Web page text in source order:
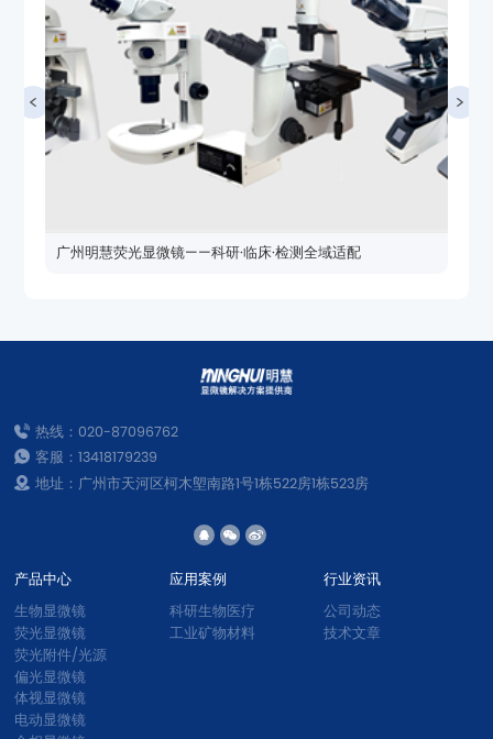
广州明慧荧光显微镜——科研·临床·检测全域适配
热线：020-87096762
客服：13418179239
地址：广州市天河区柯木塱南路1号1栋522房1栋523房
产品中心
生物显微镜
荧光显微镜
荧光附件/光源
偏光显微镜
体视显微镜
电动显微镜
应用案例
科研生物医疗
工业矿物材料
行业资讯
公司动态
技术文章